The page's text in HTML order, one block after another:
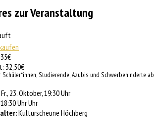
zur Veranstaltung
32,50€
Studierende, Azubis und Schwerbehinderte
Fr., 23. Oktober, 19:30 Uhr
18:30 Uhr Uhr
Kulturscheune Höchberg